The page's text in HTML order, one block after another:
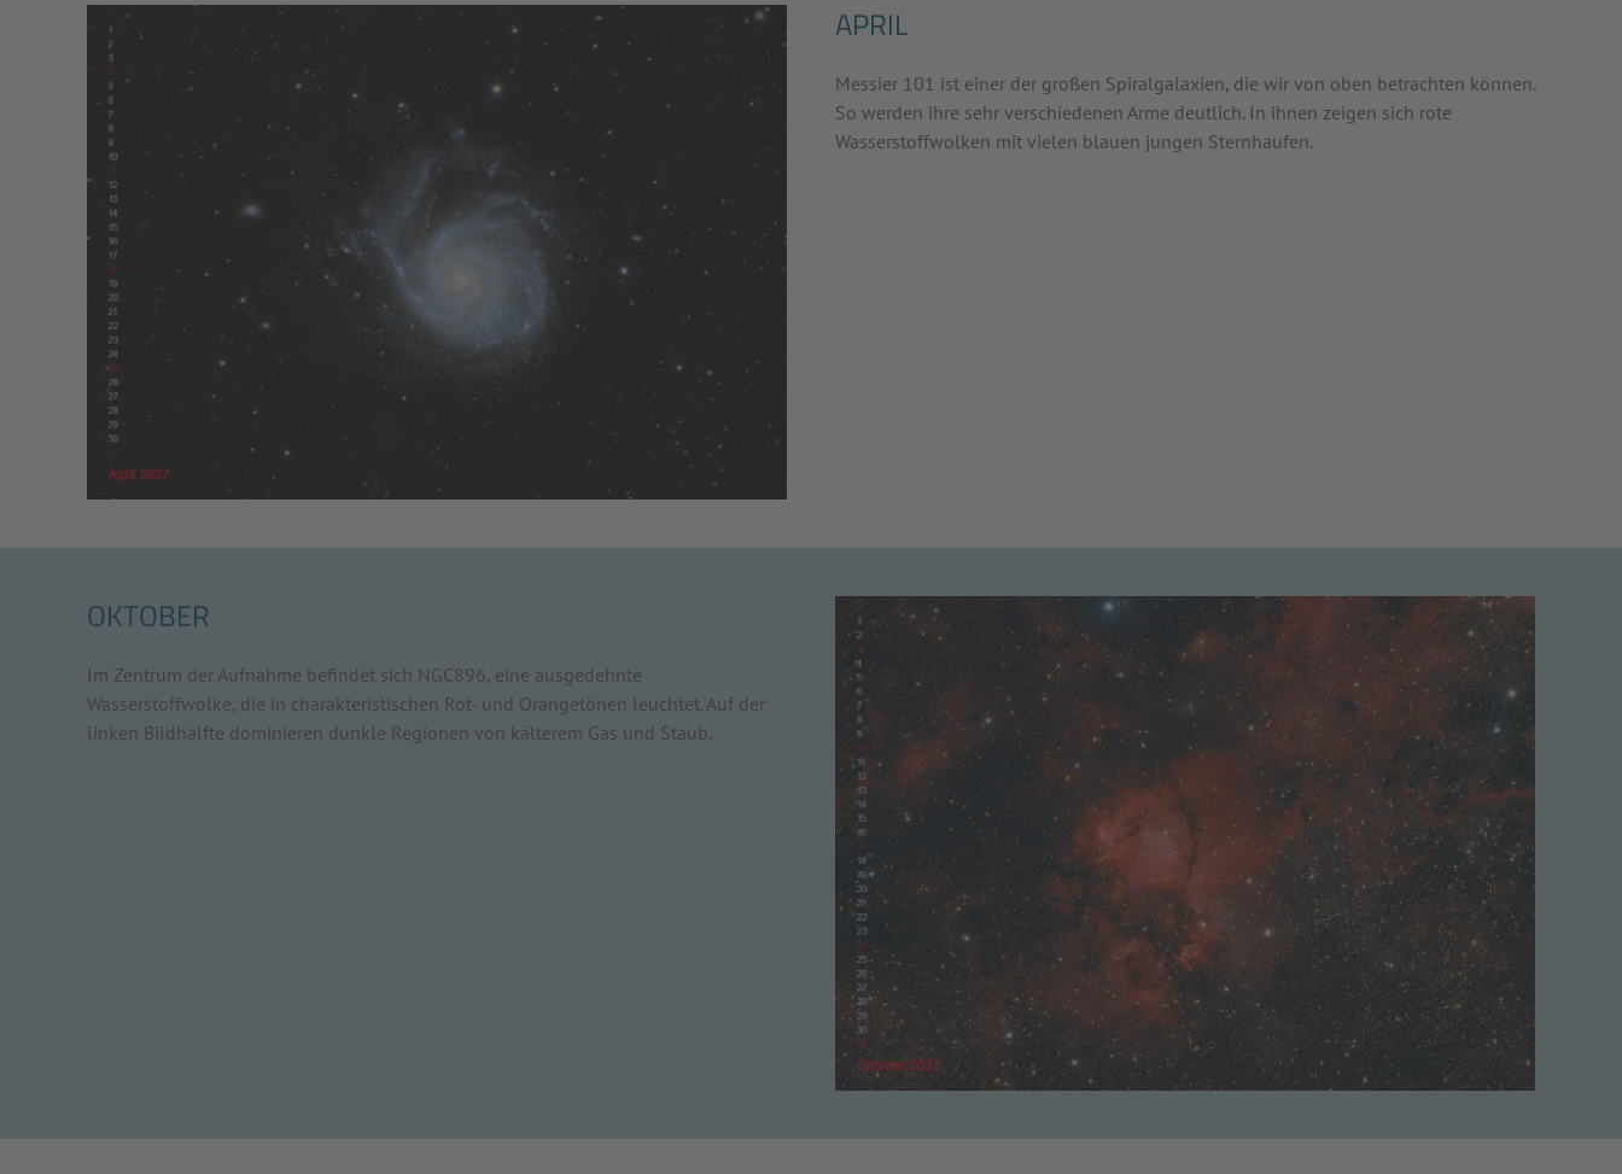
APRIL
Messier 101 ist einer der großen Spiralgalaxien, die wir von oben betrachten können.
So werden ihre sehr verschiedenen Arme deutlich. In ihnen zeigen sich rote
Wasserstoffwolken mit vielen blauen jungen Sternhaufen.
OKTOBER
Im Zentrum der Aufnahme befindet sich NGC896, eine ausgedehnte
Wasserstoffwolke, die in charakteristischen Rot- und Orangetönen leuchtet. Auf der
linken Bildhälfte dominieren dunkle Regionen von kälterem Gas und Staub.